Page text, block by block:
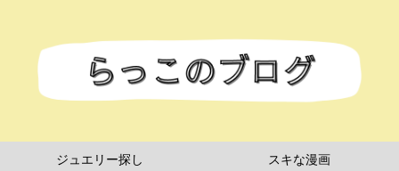
ジュエリー探し スキな漫画